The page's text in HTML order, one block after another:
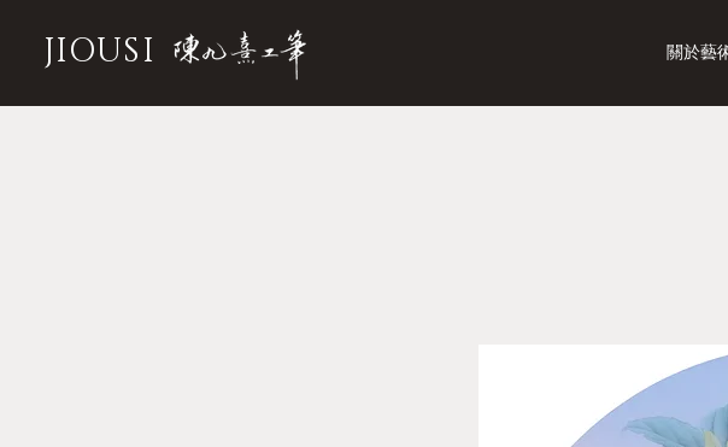
JIOUSI 關於藝